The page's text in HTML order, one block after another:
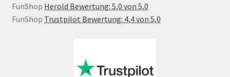
FunShop Herold Bewertung: 5,0 von 5,0
FunShop Trustpilot Bewertung: 4,4 von 5,0